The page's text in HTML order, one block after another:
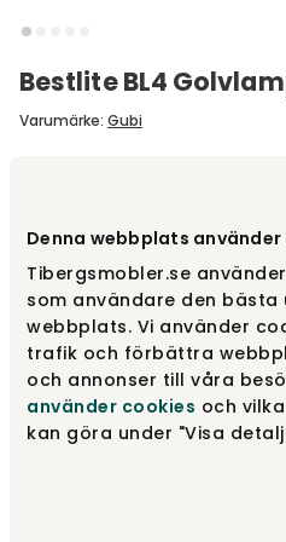
Denna webbplats använder
Tibergsmobler.se
som användare den bästa
webbplats. Vi använder
trafik och förbättra
och annonser till våra
använder cookies och
kan göra under "Visa
Bestlite BL4
Varumärke: Gubi
Svart mässing | Vit